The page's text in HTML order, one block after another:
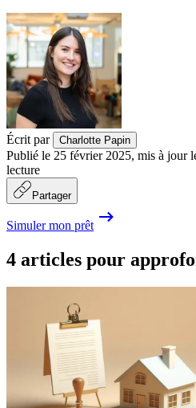
Écrit par Charlotte Papin
Publié le 25 février 2025, mis à jour
lecture
Partager
Simuler mon prêt
4 articles pour